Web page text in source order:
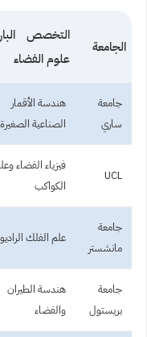
الجامعة
التخصص
علوم الفضاء
جامعة
ساري
هندسة الأقمار
الصناعية الصغيرة
UCL
فيزياء الفضاء
الكواكب
جامعة
مانشستر
علم الفلك
جامعة
بريستول
هندسة الطيران
والفضاء